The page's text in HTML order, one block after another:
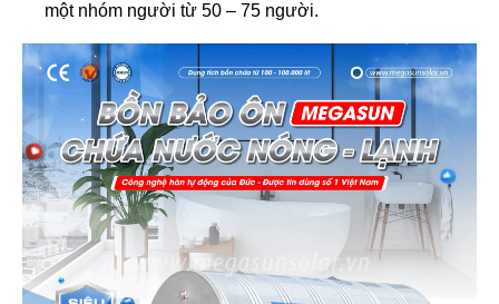
một nhóm người từ 50 – 75 người.